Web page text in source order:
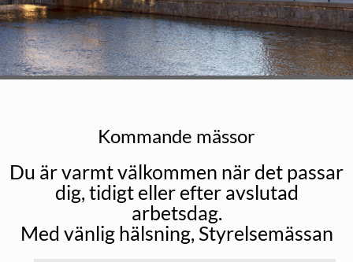
Kommande mässor
Du är varmt välkommen när det passar
dig, tidigt eller efter avslutad
arbetsdag.
Med vänlig hälsning, Styrelsemässan